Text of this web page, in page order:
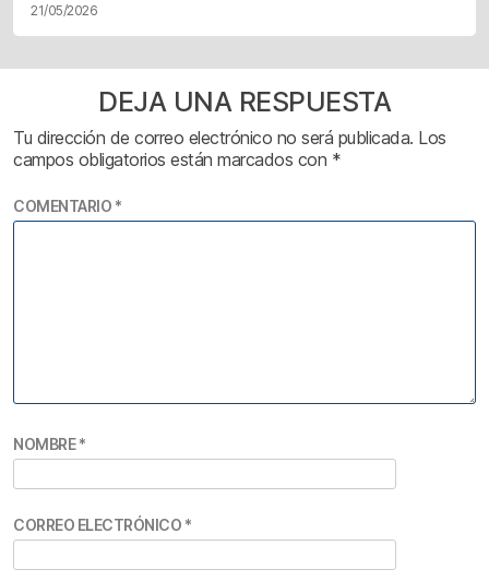
21/05/2026
DEJA UNA RESPUESTA
Tu dirección de correo electrónico no será publicada. Los
campos obligatorios están marcados con *
COMENTARIO *
NOMBRE*
CORREO ELECTRÓNICO *